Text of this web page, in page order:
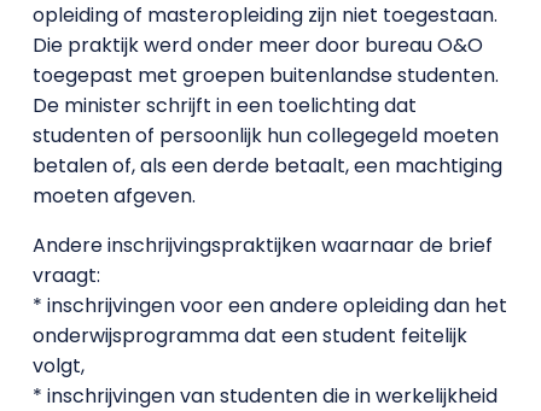
opleiding of masteropleiding zijn niet toegestaan.
Die praktijk werd onder meer door bureau O&O
toegepast met groepen buitenlandse studenten.
De minister schrijft in een toelichting dat
studenten of persoonlijk hun collegegeld moeten
betalen of, als een derde betaalt, een machtiging
moeten afgeven.
Andere inschrijvingspraktijken waarnaar de brief
vraagt:
* inschrijvingen voor een andere opleiding dan het
onderwijsprogramma dat een student feitelijk
volgt,
* inschrijvingen van studenten die in werkelijkheid